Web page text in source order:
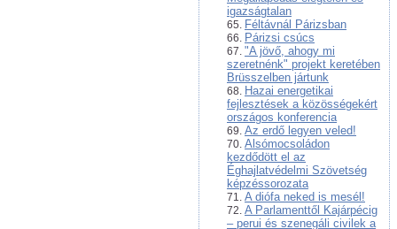
igazságtalan
Féltávnál Párizsban
Párizsi csúcs
"A jövő, ahogy mi
szeretnénk" projekt keretében
Brüsszelben jártunk
Hazai energetikai
fejlesztések a közösségekért
országos konferencia
Az erdő legyen veled!
Alsómocsoládon
kezdődött el az
Éghajlatvédelmi Szövetség
képzéssorozata
A diófa neked is mesél!
A Parlamenttől Kajárpécig
– perui és szenegáli civilek a